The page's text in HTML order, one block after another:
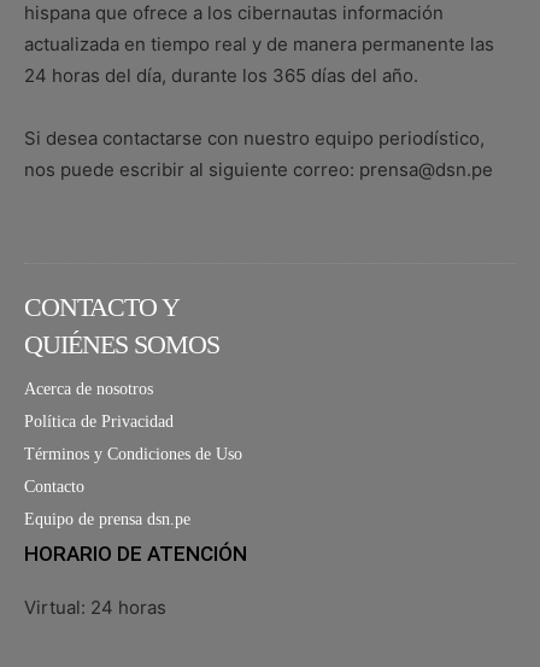
hispana que ofrece a los cibernautas información
actualizada en tiempo real y de manera permanente las
24 horas del día, durante los 365 días del año.
Si desea contactarse con nuestro equipo periodístico,
nos puede escribir al siguiente correo: prensa@dsn.pe
CONTACTO Y
QUIÉNES SOMOS
Acerca de nosotros
Política de Privacidad
Términos y Condiciones de Uso
Contacto
Equipo de prensa dsn.pe
HORARIO DE ATENCIÓN
Virtual: 24 horas